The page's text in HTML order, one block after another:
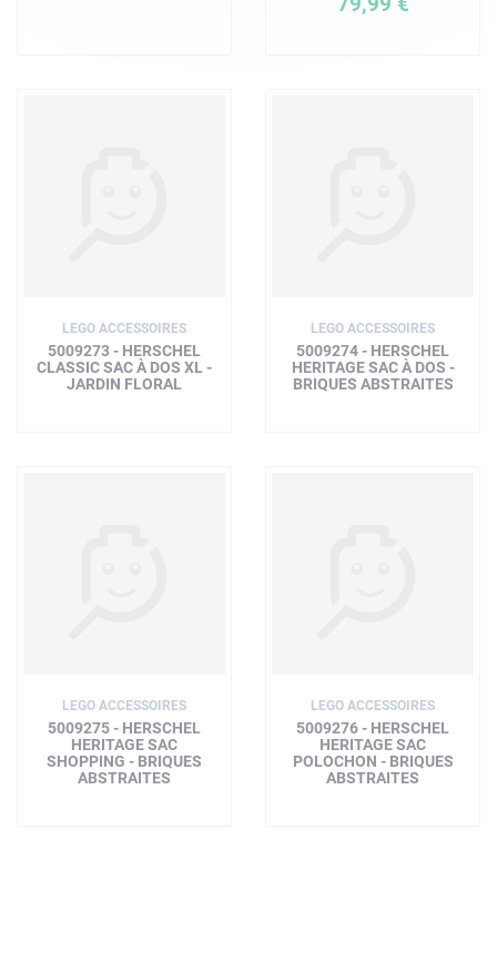
LEGO ACCESSOIRES
5009273 - HERSCHEL
CLASSIC SAC À DOS XL -
JARDIN FLORAL
LEGO ACCESSOIRES
5009274 - HERSCHEL
HERITAGE SAC À DOS -
BRIQUES ABSTRAITES
LEGO ACCESSOIRES
5009275 - HERSCHEL
HERITAGE SAC
SHOPPING - BRIQUES
ABSTRAITES
LEGO ACCESSOIRES
5009276 - HERSCHEL
HERITAGE SAC
POLOCHON - BRIQUES
ABSTRAITES